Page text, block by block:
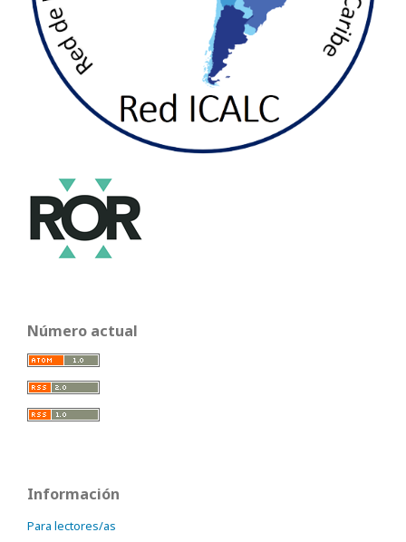
Número actual
Información
Para lectores/as